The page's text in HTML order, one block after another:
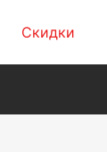
Скидки